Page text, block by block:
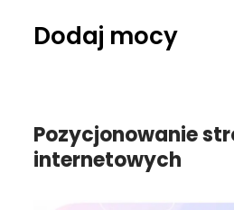
Dodaj mocy
Pozycjonowanie
internetowych